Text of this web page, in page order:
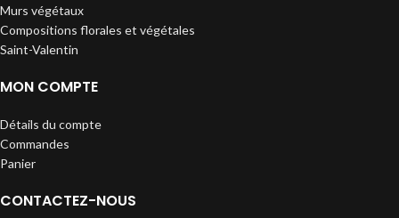
Murs végétaux
Compositions florales et végétales
Saint-Valentin
MON COMPTE
Détails du compte
Commandes
Panier
CONTACTEZ-NOUS